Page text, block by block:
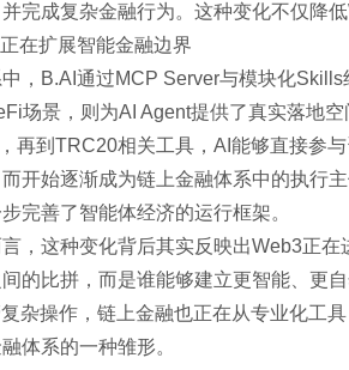
完成复杂金融行为。这种变化不仅降
在扩展智能金融边界
，B.AI通过MCP Server与模块化
场景，则为AI Agent提供了真实落地空
再到TRC20相关工具，AI能够直接参
开始逐渐成为链上金融体系中的执行
完善了智能体经济的运行框架。
，这种变化背后其实反映出Web3正
的比拼，而是谁能够建立更智能、更
杂操作，链上金融也正在从专业化工
体系的一种雏形。